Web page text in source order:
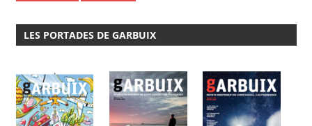
LES PORTADES DE GARBUIX